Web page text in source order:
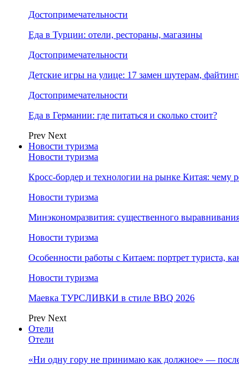
Достопримечательности
Еда в Турции: отели, рестораны, магазины
Достопримечательности
Детские игры на улице: 17 замен шутерам,
Достопримечательности
Еда в Германии: где питаться и сколько стоит?
Prev Next
Новости туризма
Новости туризма
Кросс-бордер и технологии на рынке Китая: чему
Новости туризма
Минэкономразвития: существенного
Новости туризма
Особенности работы с Китаем: портрет туриста,
Новости туризма
Маевка ТУРСЛИВКИ в стиле BBQ 2026
Prev Next
Отели
Отели
«Ни одну гору не принимаю как должное» —